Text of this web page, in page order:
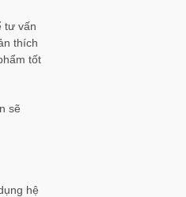
tư vấn
thích
tốt
sẽ
hệ